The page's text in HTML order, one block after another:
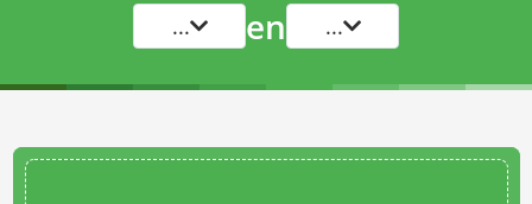
... en ...